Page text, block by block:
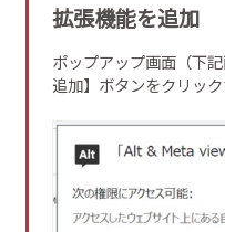
拡張機能を追加
ポップアップ画面（下
追加】ボタンをクリック